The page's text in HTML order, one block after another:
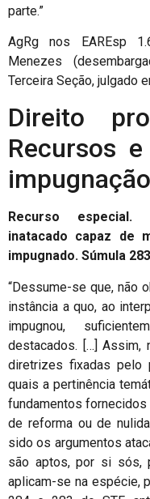
parte.”
AgRg nos EAREsp
Menezes
Terceira Seção, julgado
Direito
Recursos
impugnação
Recurso especial.
inatacado capaz de
impugnado. Súmula
“Dessume-se que, não
instância a quo, ao
impugnou,
destacados. […] Assim,
diretrizes fixadas pelo
quais a pertinência
fundamentos
de reforma ou de
sido os argumentos
são aptos, por si sós,
aplicam-se na espécie,